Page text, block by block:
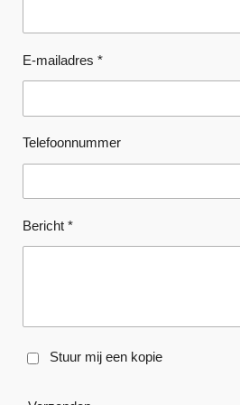
E-mailadres *
Telefoonnummer
Bericht *
Stuur mij een kopie